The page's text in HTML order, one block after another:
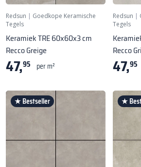
Redsun | Goedkope Keramische
Tegels
Keramiek TRE 60x60x3 cm
Recco Greige
47,95 per m²
Redsun |
Tegels
Recco
47,95
★ Bestseller ★